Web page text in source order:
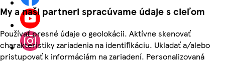
My a naši partneri spracúvame údaje s cieľom
Používať presné údaje o geolokácii. Aktívne skenovať
charakteristiky zariadenia na identifikáciu. Ukladať a/alebo
pristupovať k informáciám na zariadení. Personalizovaná